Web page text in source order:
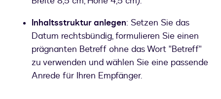
Inhaltsstruktur anlegen: Setzen Sie das
Datum rechtsbündig, formulieren Sie einen
prägnanten Betreff ohne das Wort "Betreff"
zu verwenden und wählen Sie eine passende
Anrede für Ihren Empfänger.